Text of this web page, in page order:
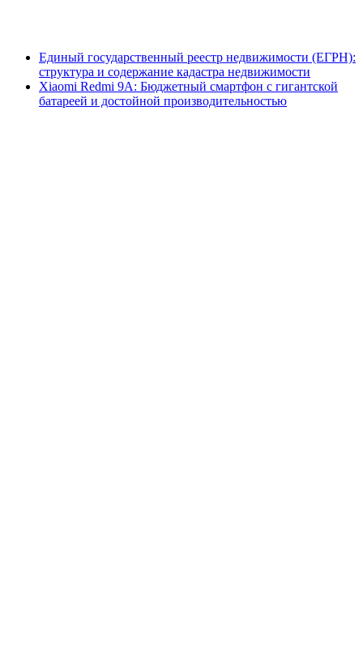
Единый государственный реестр недвижимости (ЕГРН):
структура и содержание кадастра недвижимости
Xiaomi Redmi 9A: Бюджетный смартфон с гигантской
батареей и достойной производительностью